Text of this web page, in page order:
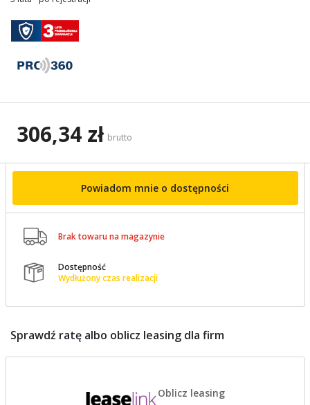
306,34 zł brutto
Powiadom mnie o dostępności
 Brak towaru na magazynie

Dostępność
Wydłużony czas realizacji
Sprawdź ratę albo oblicz leasing dla firm
Oblicz leasing